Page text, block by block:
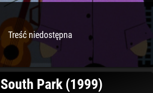
Treść niedostępna
Park (1999)